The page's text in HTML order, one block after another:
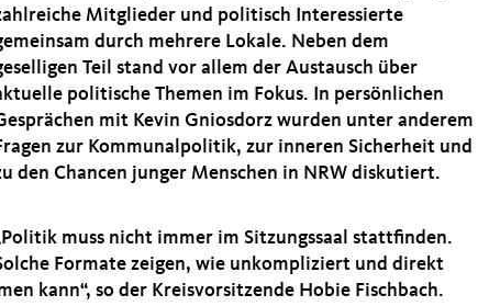
Mitglieder und politisch Interessierte
durch mehrere Lokale. Neben dem
Teil stand vor allem der Austausch über
politische Themen im Fokus. In persönlichen
mit Kevin Gniosdorz wurden unter anderem
zur Kommunalpolitik, zur inneren Sicherheit und
den Chancen junger Menschen in NRW diskutiert.
muss nicht immer im Sitzungssaal stattfinden.
Formate zeigen, wie unkompliziert und direkt
kann“, so der Kreisvorsitzende Hobie Fischbach.